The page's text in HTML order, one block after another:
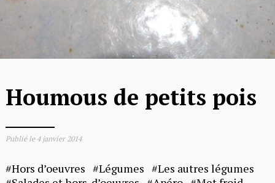
Houmous de petits pois
Publié le 4 janvier 2014
Hors d’oeuvres Légumes
Les autres légumes